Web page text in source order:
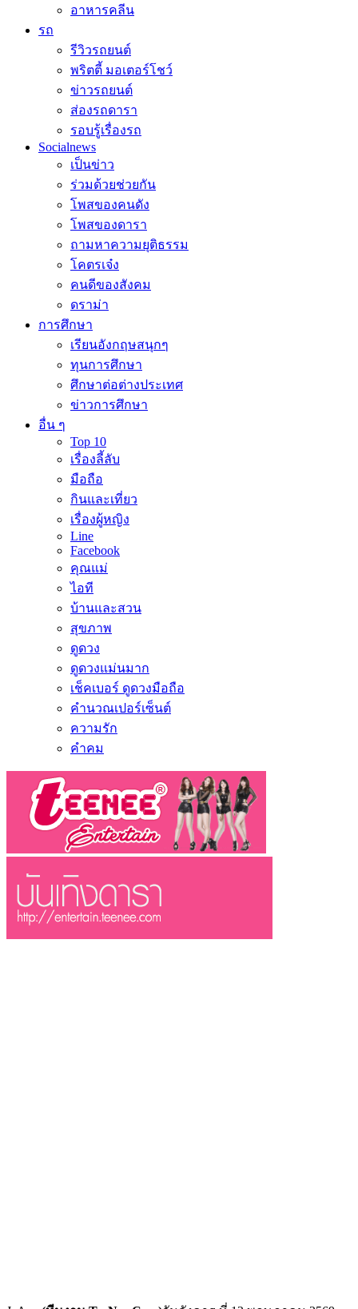
อาหารคลีน
รถ
รีวิวรถยนต์
พริตตี้ มอเตอร์โชว์
ข่าวรถยนต์
ส่องรถดารา
รอบรู้เรื่องรถ
Socialnews
เป็นข่าว
ร่วมด้วยช่วยกัน
โพสของคนดัง
โพสของดารา
ถามหาความยุติธรรม
โคตรเจ๋ง
คนดีของสังคม
ดราม่า
การศึกษา
เรียนอังกฤษสนุกๆ
ทุนการศึกษา
ศึกษาต่อต่างประเทศ
ข่าวการศึกษา
อื่น ๆ
Top 10
เรื่องลี้ลับ
มือถือ
กินและเที่ยว
เรื่องผู้หญิง
Line
Facebook
คุณแม่
ไอที
บ้านและสวน
สุขภาพ
ดูดวง
ดูดวงแม่นมาก
เช็คเบอร์ ดูดวงมือถือ
คำนวณเปอร์เซ็นต์
ความรัก
คำคม